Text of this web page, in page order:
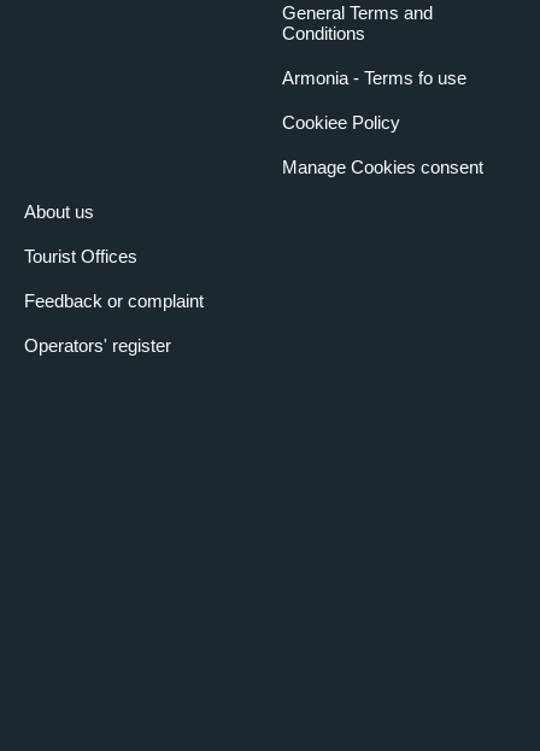
About us
Tourist Offices
Feedback or complaint
Operators' register
General Terms and
Conditions
Armonia - Terms fo use
Cookiee Policy
Manage Cookies consent